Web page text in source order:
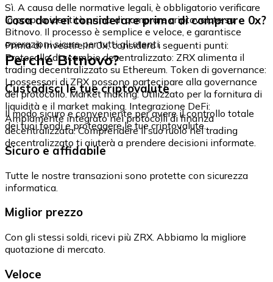
Sì. A causa delle normative legali, è obbligatorio verificare
la propria identità prima di comprare criptovalute su
Bitnovo. Il processo è semplice e veloce, e garantisce
operazioni sicure per tutti gli utenti.
Cosa dovrei considerare prima di comprare 0x?
Prima di investire in 0x, considera i seguenti punti:
Protocollo di scambio decentralizzato: ZRX alimenta il
trading decentralizzato su Ethereum. Token di governance:
I possessori di ZRX possono partecipare alla governance
del protocollo. Market making: Utilizzato per la fornitura di
liquidità e il market making. Integrazione DeFi:
Ampiamente integrato nei protocolli di finanza
decentralizzata. Comprendere il suo ruolo nel trading
decentralizzato ti aiuterà a prendere decisioni informate.
Perché Bitnovo?
Custodisci le tue criptovalute
Il modo sicuro e conveniente per avere il controllo totale
dei tuoi fondi e proteggere le tue criptovalute.
Sicuro e affidabile
Tutte le nostre transazioni sono protette con sicurezza
informatica.
Miglior prezzo
Con gli stessi soldi, ricevi più ZRX. Abbiamo la migliore
quotazione di mercato.
Veloce